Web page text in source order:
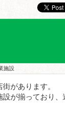
施設
があります。
が揃っており